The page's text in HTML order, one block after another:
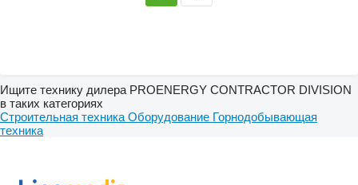
Ищите технику дилера PROENERGY CONTRACTOR DIVISION
в таких категориях
Строительная техника Оборудование Горнодобывающая
техника